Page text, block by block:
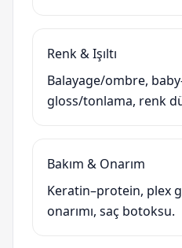
Renk & Işıltı
Balayage/ombre,
gloss/tonlama, renk
Bakım & Onarım
Keratin–protein, plex
onarımı, saç botoksu.